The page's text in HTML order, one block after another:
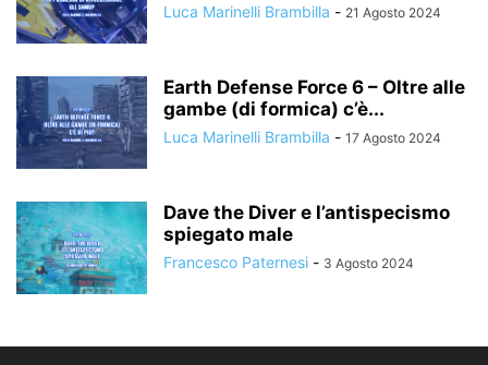
Luca Marinelli Brambilla - 21 Agosto 2024
Earth Defense Force 6 – Oltre alle
gambe (di formica) c’è...
Luca Marinelli Brambilla - 17 Agosto 2024
Dave the Diver e l’antispecismo
spiegato male
Francesco Paternesi - 3 Agosto 2024